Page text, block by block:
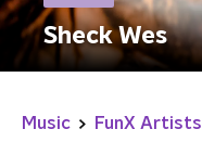
Sheck Wes
Music FunX Artists